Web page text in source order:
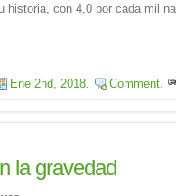
historia, con 4,0 por cada mil
Ene 2nd, 2018. Comment.
la gravedad